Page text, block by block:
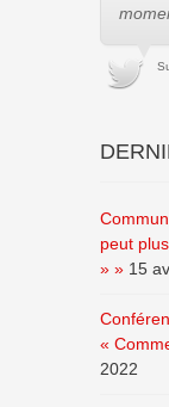
peut
» » 15
«
2022